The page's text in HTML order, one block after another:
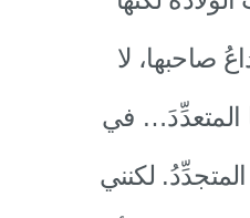
صاحبها، لا
المتعدِّدَ… في
لكنني